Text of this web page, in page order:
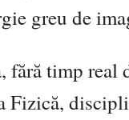
greu de
fără timp real
Fizică,